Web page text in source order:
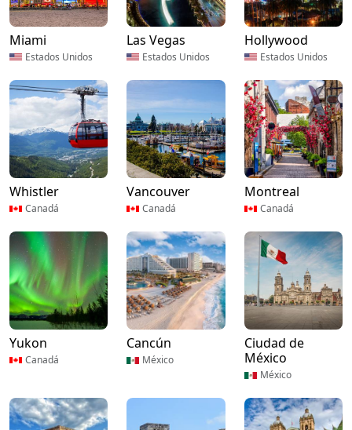
Miami
Estados Unidos
Las Vegas
Estados Unidos
Hollywood
Estados Unidos
Whistler
Canadá
Vancouver
Canadá
Montreal
Canadá
Yukon
Canadá
Cancún
México
Ciudad de
México
México